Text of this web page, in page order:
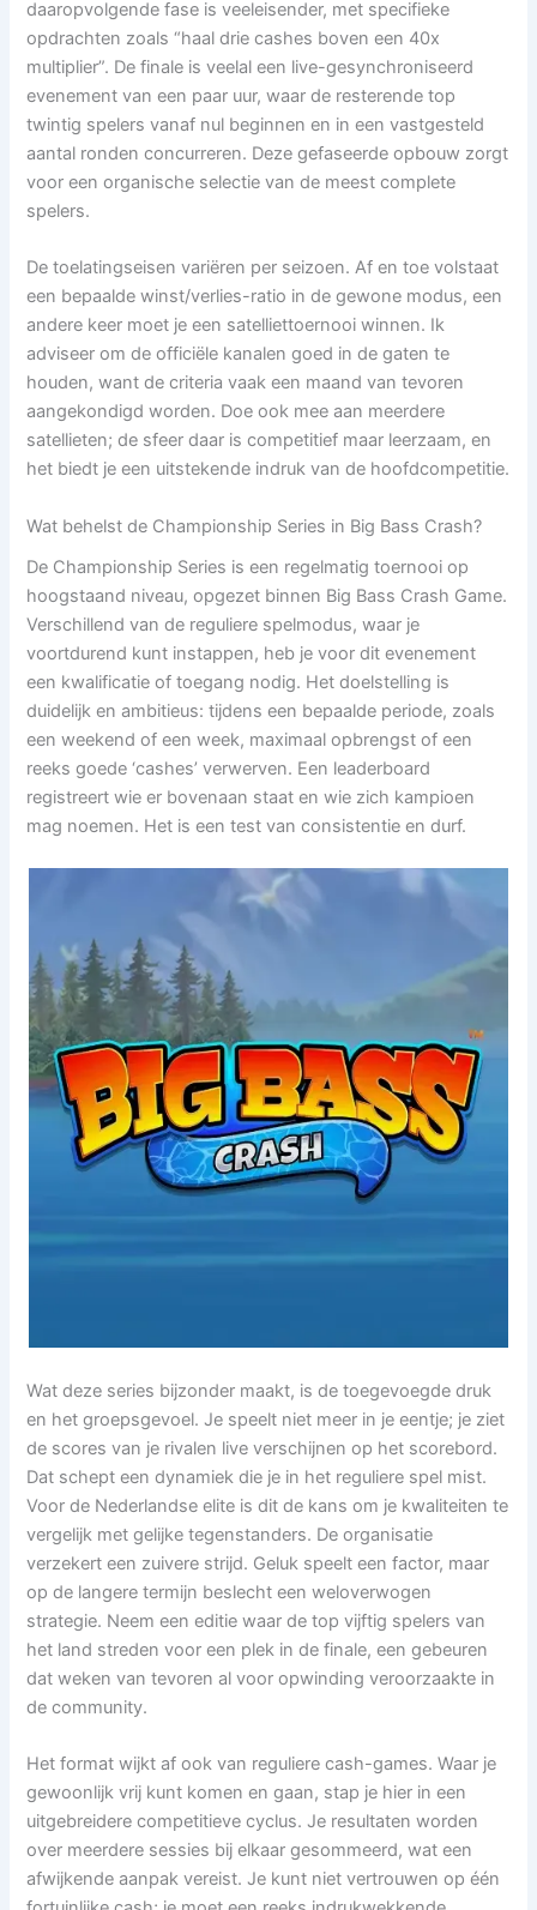
daaropvolgende fase is veeleisender, met specifieke
opdrachten zoals “haal drie cashes boven een 40x
multiplier”. De finale is veelal een live-gesynchroniseerd
evenement van een paar uur, waar de resterende top
twintig spelers vanaf nul beginnen en in een vastgesteld
aantal ronden concurreren. Deze gefaseerde opbouw zorgt
voor een organische selectie van de meest complete
spelers.
De toelatingseisen variëren per seizoen. Af en toe volstaat
een bepaalde winst/verlies-ratio in de gewone modus, een
andere keer moet je een satelliettoernooi winnen. Ik
adviseer om de officiële kanalen goed in de gaten te
houden, want de criteria vaak een maand van tevoren
aangekondigd worden. Doe ook mee aan meerdere
satellieten; de sfeer daar is competitief maar leerzaam, en
het biedt je een uitstekende indruk van de hoofdcompetitie.
Wat behelst de Championship Series in Big Bass Crash?
De Championship Series is een regelmatig toernooi op
hoogstaand niveau, opgezet binnen Big Bass Crash Game.
Verschillend van de reguliere spelmodus, waar je
voortdurend kunt instappen, heb je voor dit evenement
een kwalificatie of toegang nodig. Het doelstelling is
duidelijk en ambitieus: tijdens een bepaalde periode, zoals
een weekend of een week, maximaal opbrengst of een
reeks goede ‘cashes’ verwerven. Een leaderboard
registreert wie er bovenaan staat en wie zich kampioen
mag noemen. Het is een test van consistentie en durf.
Wat deze series bijzonder maakt, is de toegevoegde druk
en het groepsgevoel. Je speelt niet meer in je eentje; je ziet
de scores van je rivalen live verschijnen op het scorebord.
Dat schept een dynamiek die je in het reguliere spel mist.
Voor de Nederlandse elite is dit de kans om je kwaliteiten te
vergelijk met gelijke tegenstanders. De organisatie
verzekert een zuivere strijd. Geluk speelt een factor, maar
op de langere termijn beslecht een weloverwogen
strategie. Neem een editie waar de top vijftig spelers van
het land streden voor een plek in de finale, een gebeuren
dat weken van tevoren al voor opwinding veroorzaakte in
de community.
Het format wijkt af ook van reguliere cash-games. Waar je
gewoonlijk vrij kunt komen en gaan, stap je hier in een
uitgebreidere competitieve cyclus. Je resultaten worden
over meerdere sessies bij elkaar gesommeerd, wat een
afwijkende aanpak vereist. Je kunt niet vertrouwen op één